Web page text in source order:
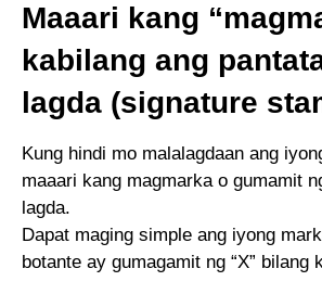
Maaari kang
kabilang ang
lagda (signature
Kung hindi mo malalagdaan ang
maaari kang magmarka o gumamit
lagda.
Dapat maging simple ang iyong
botante ay gumagamit ng “X” bilang